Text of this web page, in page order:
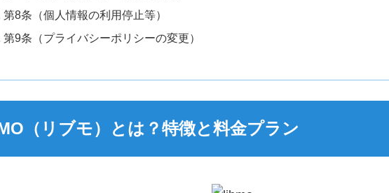
第8条（個人情報の利用停止等）
第9条（プライバシーポリシーの変更）
（リブモ）とは？特徴と料金プラン